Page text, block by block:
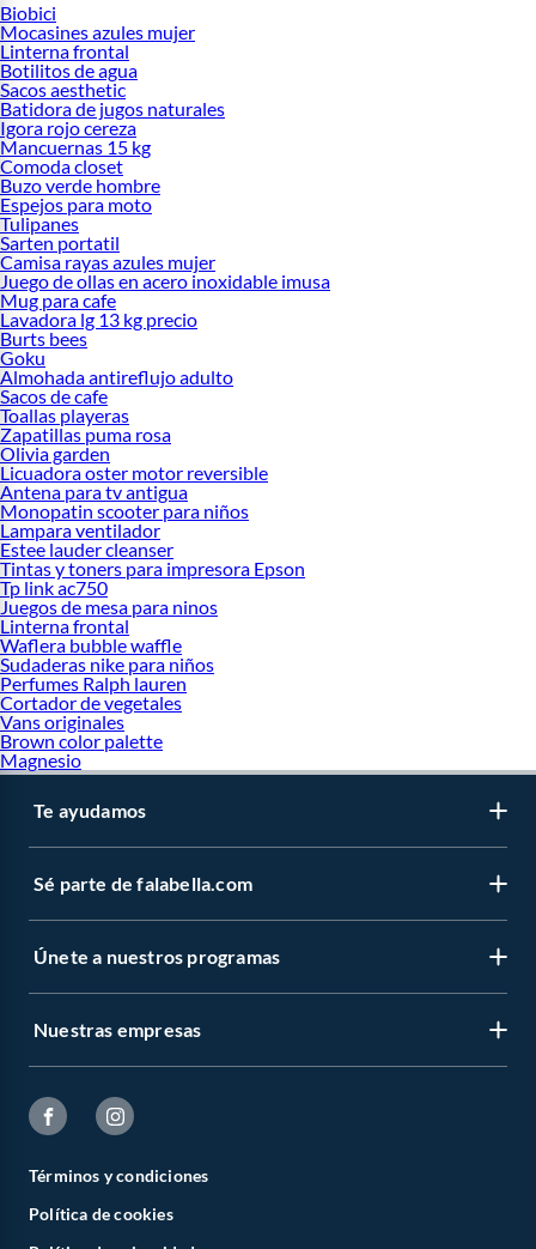
Biobici
Mocasines azules mujer
Linterna frontal
Botilitos de agua
Sacos aesthetic
Batidora de jugos naturales
Igora rojo cereza
Mancuernas 15 kg
Comoda closet
Buzo verde hombre
Espejos para moto
Tulipanes
Sarten portatil
Camisa rayas azules mujer
Juego de ollas en acero inoxidable imusa
Mug para cafe
Lavadora lg 13 kg precio
Burts bees
Goku
Almohada antireflujo adulto
Sacos de cafe
Toallas playeras
Zapatillas puma rosa
Olivia garden
Licuadora oster motor reversible
Antena para tv antigua
Monopatin scooter para niños
Lampara ventilador
Estee lauder cleanser
Tintas y toners para impresora Epson
Tp link ac750
Juegos de mesa para ninos
Linterna frontal
Waflera bubble waffle
Sudaderas nike para niños
Perfumes Ralph lauren
Cortador de vegetales
Vans originales
Brown color palette
Magnesio
Te ayudamos
Sé parte de falabella.com
Únete a nuestros programas
Nuestras empresas
Términos y condiciones
Política de cookies